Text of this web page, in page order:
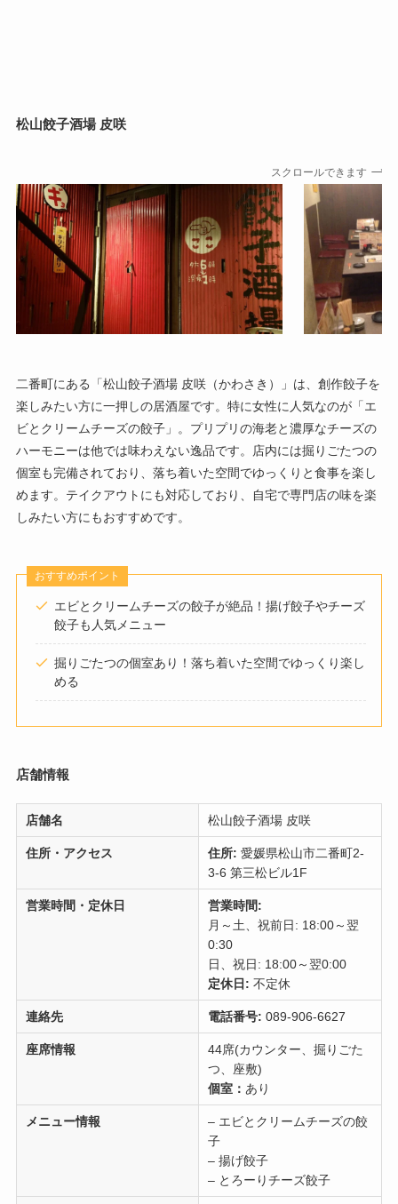
松山餃子酒場 皮咲
スクロールできます
二番町にある「松山餃子酒場 皮咲（かわさき）」は、創作餃子を
楽しみたい方に一押しの居酒屋です。特に女性に人気なのが「エ
ビとクリームチーズの餃子」。プリプリの海老と濃厚なチーズの
ハーモニーは他では味わえない逸品です。店内には掘りごたつの
個室も完備されており、落ち着いた空間でゆっくりと食事を楽し
めます。テイクアウトにも対応しており、自宅で専門店の味を楽
しみたい方にもおすすめです。
おすすめポイント
エビとクリームチーズの餃子が絶品！揚げ餃子やチーズ
餃子も人気メニュー
掘りごたつの個室あり！落ち着いた空間でゆっくり楽し
める
店舗情報
店舗名 松山餃子酒場 皮咲
住所・アクセス 住所: 愛媛県松山市二番町2-
3-6 第三松ビル1F
営業時間・定休日
営業時間:
月～土、祝前日: 18:00～翌
0:30
日、祝日: 18:00～翌0:00
定休日: 不定休
連絡先 電話番号: 089-906-6627
座席情報
44席(カウンター、掘りごた
つ、座敷)
個室： あり
メニュー情報
– エビとクリームチーズの餃
子
– 揚げ餃子
– とろーりチーズ餃子